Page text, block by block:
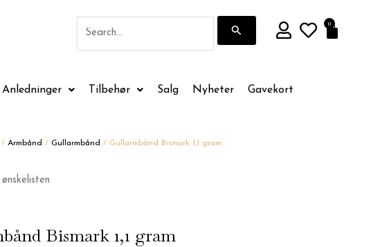
0
Anledninger Tilbehør Salg Nyheter Gavekort
/ Armbånd / Gullarmbånd / Gullarmbånd Bismark 1,1 gram
Bismark 1,1 gram